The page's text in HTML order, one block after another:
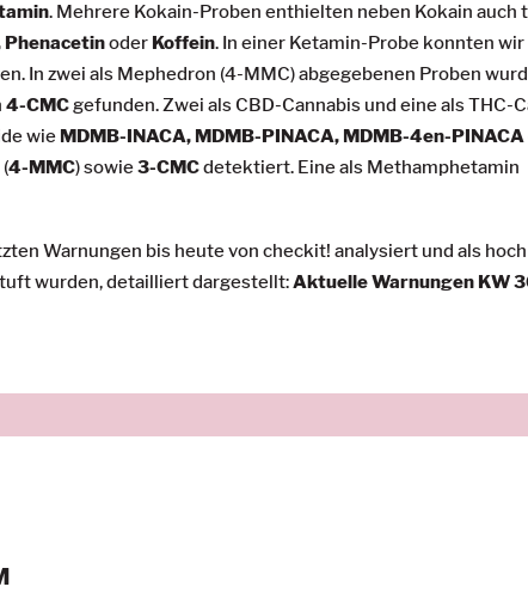
. Mehrere Kokain-Proben enthielten neben Kokain auch
Phenacetinoder Koffein. In einer Ketamin-Probe konnten wir
In zwei als Mephedron (4-MMC) abgegebenen Proben
4-CMCgefunden. Zwei als CBD-Cannabis und eine als THC-
wie MDMB-INACA, MDMB-PINACA, MDMB-4en-PINACA
4-MMC) sowie3-CMCdetektiert. Eine als Methamphetamin
Warnungen bis heute von checkit! analysiert und als
wurden, detailliert dargestellt:Aktuelle Warnungen KW